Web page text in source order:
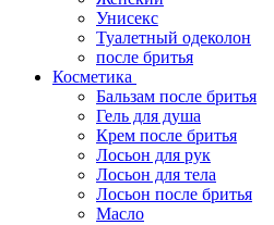
Унисекс
Туалетный одеколон
после бритья
Косметика
Бальзам после бритья
Гель для душа
Крем после бритья
Лосьон для рук
Лосьон для тела
Лосьон после бритья
Масло